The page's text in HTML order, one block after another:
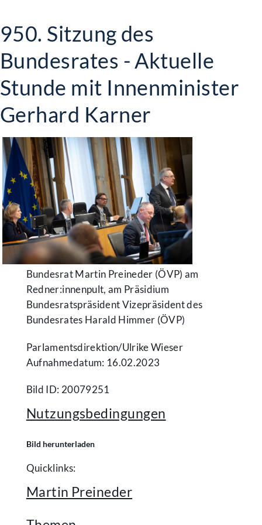
950. Sitzung des
Bundesrates - Aktuelle
Stunde mit Innenminister
Gerhard Karner
Bundesrat Martin Preineder (ÖVP) am
Redner:innenpult, am Präsidium
Bundesratspräsident Vizepräsident des
Bundesrates Harald Himmer (ÖVP)
Parlamentsdirektion/​Ulrike Wieser
Aufnahmedatum: 16.02.2023
Bild ID: 20079251
Nutzungsbedingungen
Bild herunterladen
Quicklinks:
Martin Preineder